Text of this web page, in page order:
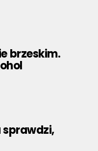
brzeskim.
sprawdzi,